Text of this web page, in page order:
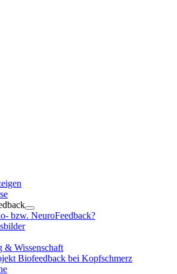
bzw. NeuroFeedback?
& Wissenschaft
Biofeedback bei Kopfschmerz